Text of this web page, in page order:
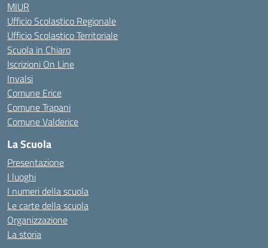
MIUR
Ufficio Scolastico Regionale
Ufficio Scolastico Territoriale
Scuola in Chiaro
Iscrizioni On Line
Invalsi
Comune Erice
Comune Trapani
Comune Valderice
La Scuola
Presentazione
I luoghi
I numeri della scuola
Le carte della scuola
Organizzazione
La storia